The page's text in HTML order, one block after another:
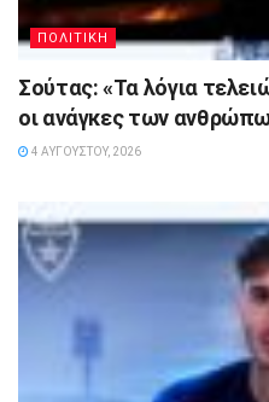
ΠΟΛΙΤΙΚΗ
Σούτας: «Τα λόγια
οι ανάγκες των
4 ΑΥΓΟΎΣΤΟΥ, 2026